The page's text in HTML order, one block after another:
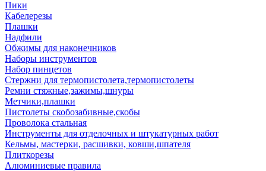
Пики
Кабелерезы
Плашки
Надфили
Обжимы для наконечников
Наборы инструментов
Набор пинцетов
Стержни для термопистолета,термопистолеты
Ремни стяжные,зажимы,шнуры
Метчики,плашки
Пистолеты скобозабивные,скобы
Проволока стальная
Инструменты для отделочных и штукатурных работ
Кельмы, мастерки, расшивки, ковши,шпателя
Плиткорезы
Алюминиевые правила